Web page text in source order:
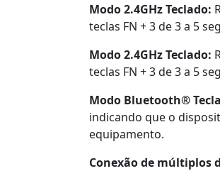
Modo 2.4GHz Teclado:
teclas FN + 3 de 3 a 5
Modo 2.4GHz Teclado:
teclas FN + 3 de 3 a 5
Modo Bluetooth®
indicando que o
equipamento.
Conexão de múltiplos